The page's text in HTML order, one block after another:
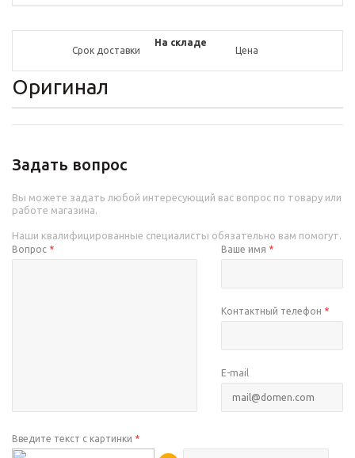
Срок доставки
На складе
Цена
Оригинал
Задать вопрос
Вы можете задать любой интересующий вас вопрос по товару или
работе магазина.
Наши квалифицированные специалисты обязательно вам помогут.
Вопрос * Ваше имя *
Контактный телефон *
E-mail
Введите текст с картинки *